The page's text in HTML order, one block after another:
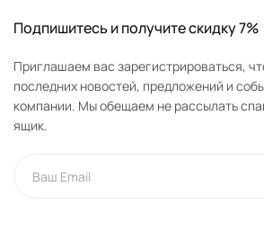
Подпишитесь и получите скидку 7%
Приглашаем вас зарегистрироваться,
последних новостей, предложений и
компании. Мы обещаем не рассылать
ящик.